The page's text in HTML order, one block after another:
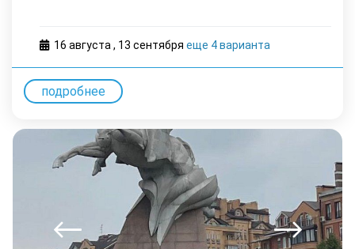
16 августа , 13 cентября еще 4 варианта
подробнее